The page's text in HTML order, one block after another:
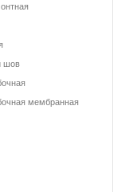
шов
мембранная